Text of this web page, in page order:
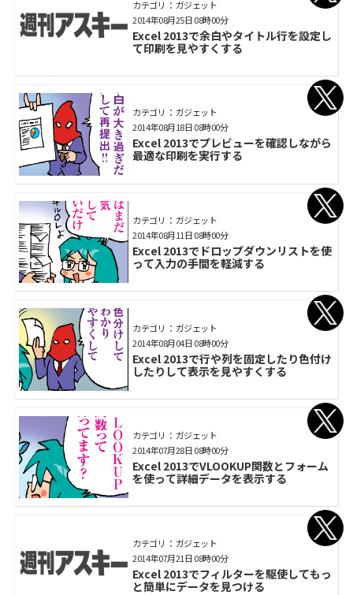
カテゴリ： ガジェット
Excel 2013で余白やタイトル行を設定し
て印刷を見やすくする
2014年08月25日 08時00分
カテゴリ： ガジェット
Excel 2013でプレビューを確認しながら
最適な印刷を実行する
2014年08月18日 08時00分
カテゴリ： ガジェット
Excel 2013でドロップダウンリストを使
って入力の手間を軽減する
2014年08月11日 08時00分
カテゴリ： ガジェット
Excel 2013で行や列を固定したり色付け
したりして表示を見やすくする
2014年08月04日 08時00分
カテゴリ： ガジェット
Excel 2013でVLOOKUP関数とフォーム
を使って詳細データを表示する
2014年07月28日 08時00分
カテゴリ： ガジェット
Excel 2013でフィルターを駆使してもっ
と簡単にデータを見つける
2014年07月21日 08時00分